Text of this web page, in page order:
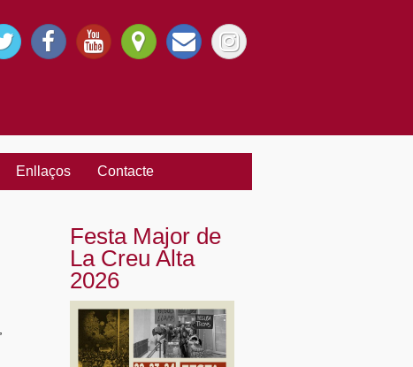
Enllaços Contacte
Festa Major de
La Creu Alta
2026